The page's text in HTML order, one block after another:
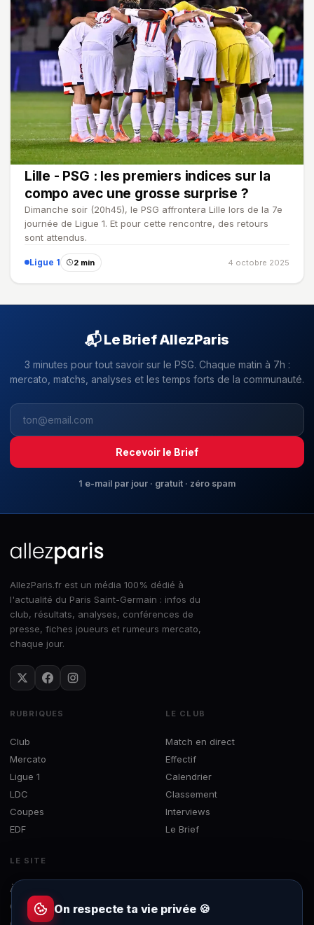
Lille - PSG : les premiers indices sur la
compo avec une grosse surprise ?
Dimanche soir (20h45), le PSG affrontera Lille lors de la 7e
journée de Ligue 1. Et pour cette rencontre, des retours
sont attendus.
Ligue 1 2 min 4 octobre 2025
📬 Le Brief AllezParis
3 minutes pour tout savoir sur le PSG. Chaque matin à 7h :
mercato, matchs, analyses et les temps forts de la communauté.
Recevoir le Brief
1 e-mail par jour · gratuit · zéro spam
AllezParis.fr est un média 100% dédié à
l'actualité du Paris Saint-Germain : infos du
club, résultats, analyses, conférences de
presse, fiches joueurs et rumeurs mercato,
chaque jour.
RUBRIQUES
Club
Mercato
Ligue 1
LDC
Coupes
EDF
LE CLUB
Match en direct
Effectif
Calendrier
Classement
Interviews
Le Brief
LE SITE
À propos
Concours
On respecte ta vie privée 🍪